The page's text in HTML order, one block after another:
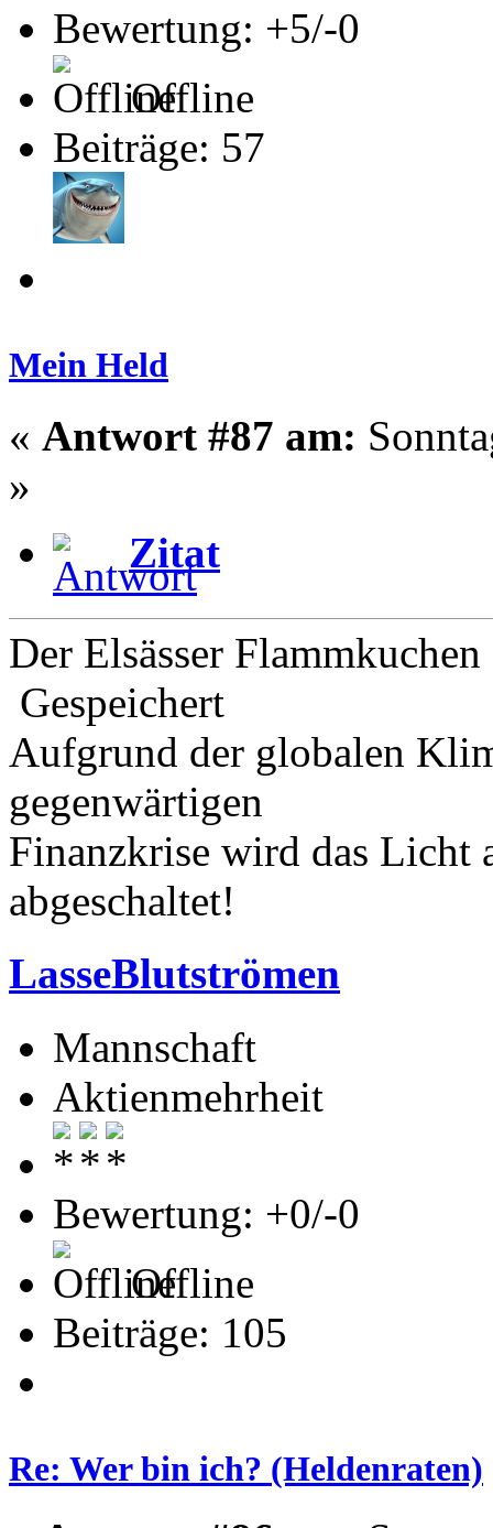
Bewertung: +5/-0
Offline
Beiträge: 57
Mein Held
« Antwort #87 am:
»
Zitat
Der Elsässer
Gespeichert
Aufgrund der globalen
gegenwärtigen
Finanzkrise wird das Licht
abgeschaltet!
LasseBlutströmen
Mannschaft
Aktienmehrheit
Bewertung: +0/-0
Offline
Beiträge: 105
Re: Wer bin ich? (Heldenraten)